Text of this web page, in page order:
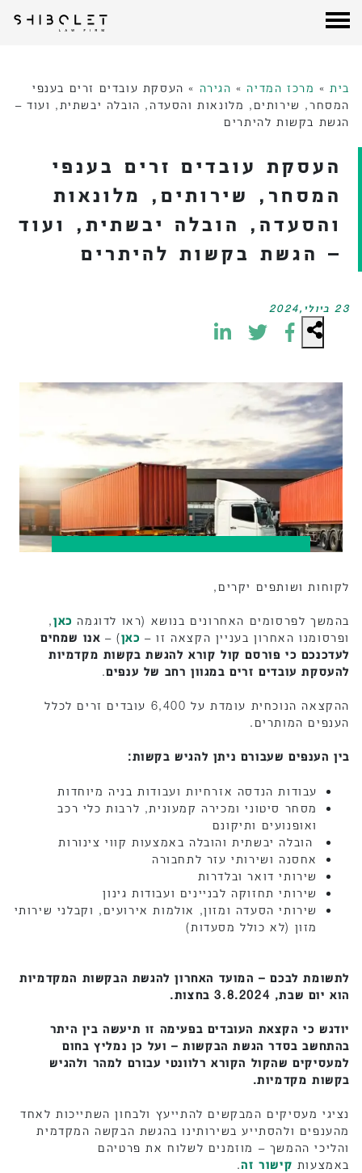
בית » מרכז המדיה» הגירה » העסקת עובדים זרים בענפי
המסחר, שירותים, מלונאות והסעדה, הובלה יבשתית, ועוד –
הגשת בקשות להיתרים
העסקת עובדים זרים בענפי
המסחר, שירותים, מלונאות
והסעדה, הובלה יבשתית, ועוד
– הגשת בקשות להיתרים
23 ביולי,2024
לקוחות ושותפים יקרים,
בהמשך לפרסומים האחרונים בנושא (ראו לדוגמה כאן,
ופרסומנו האחרון בעניין הקצאה זו – כאן) – אנו שמחים
לעדכנכם כי פורסם קול קורא להגשת בקשות מקדמיות
להעסקת עובדים זרים במגוון רחב של ענפים.
ההקצאה הנוכחית עומדת על 6,400 עובדים זרים לכלל
הענפים המותרים.
בין הענפים שעבורם ניתן להגיש בקשות:
עבודות הנדסה אזרחיות ועבודות בניה מיוחדות
מסחר סיטוני ומכירה קמעונית, לרבות כלי רכב
ואופנועים ותיקונם
הובלה יבשתית והובלה באמצעות קווי צינורות
אחסנה ושירותי עזר לתחבורה
שירותי דואר ובלדרות
שירותי תחזוקה לבניינים ועבודות גינון
שירותי הסעדה ומזון, אולמות אירועים, וקבלני שירותי
מזון (לא כולל מסעדות)
לתשומת לבכם – המועד האחרון להגשת הבקשות המקדמיות
הוא יום שבת, 3.8.2024 בחצות.
יודגש כי הקצאת העובדים בפעימה זו תיעשה בין היתר
בהתחשב בסדר הגשת הבקשות – ועל כן נמליץ בחום
למעסיקים שהקול הקורא רלוונטי עבורם למהר ולהגיש
בקשות מקדמיות.
נציגי מעסיקים המבקשים להתייעץ ולבחון השתייכות לאחד
מהענפים ולהסתייע בשירותינו בהגשת הבקשה המקדמית
והליכי ההמשך – מוזמנים לשלוח את פרטיהם
באמצעות קישור זה.